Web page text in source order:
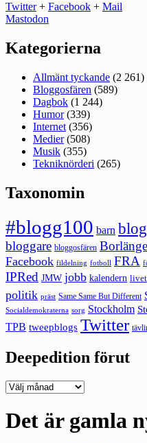
Twitter+ Facebook + Mail
Mastodon
Kategorierna
Allmänt tyckande (2 261)
Bloggosfären (589)
Dagbok (1 244)
Humor(339)
Internet (356)
Medier(508)
Musik (355)
Tekniknörderi (265)
Taxonomin
#blogg100 barn
bloggare bloggosfären Borlänge
Facebook fildelning fotboll FRA
IPRed JMW jobb kalendern livet
politik präst Same Same But Different
Socialdemokraterna sorg Stockholm
TPB tweepblogs Twitter
Deepedition förut
Deepedition
Det är gamla